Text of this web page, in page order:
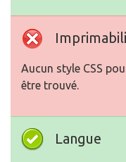
Aucun style CSS
être trouvé.
Langue